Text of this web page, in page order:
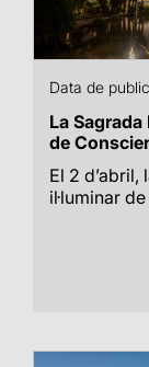
Data de
La Sagrada
de
El 2
il·luminar